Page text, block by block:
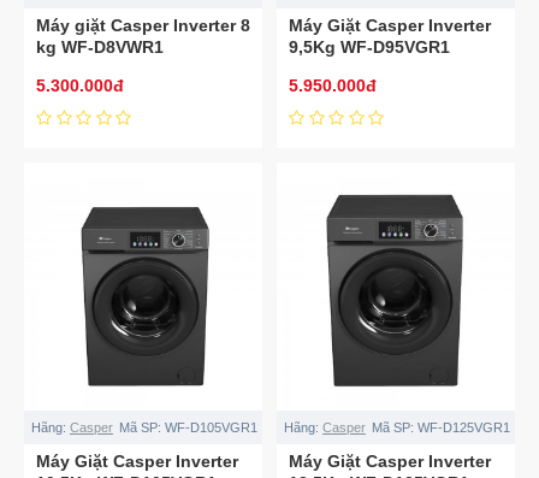
Máy giặt Casper Inverter 8
kg WF-D8VWR1
5.300.000đ
Máy Giặt Casper Inverter
9,5Kg WF-D95VGR1
5.950.000đ
Hãng: Casper Mã SP: WF-D105VGR1
Máy Giặt Casper Inverter
Hãng: Casper Mã SP: WF-D125VGR1
Máy Giặt Casper Inverter